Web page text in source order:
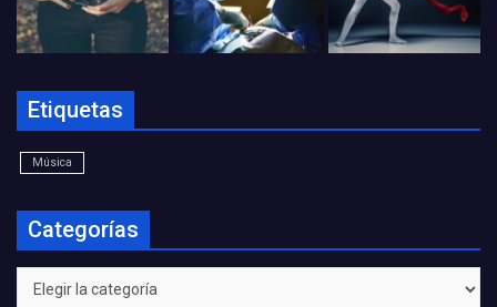
Etiquetas
Música
Categorías
Categorías